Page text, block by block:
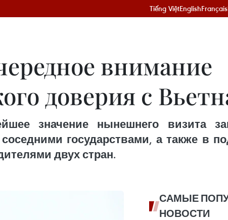
Tiếng ViệtEnglishFrançais
внимание
доверия с
значение нынешнего визита
государствами, а также в
двух стран.
САМЫЕ
НОВОСТИ